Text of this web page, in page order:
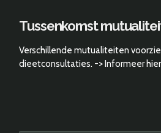
Tussenkomst
Verschillende mutualiteiten
dieetconsultaties. -> Informeer